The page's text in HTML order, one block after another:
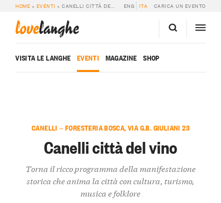
HOME » EVENTI »CANELLI CITTÀ DEL VINO ENG ITA CARICA UN EVENTO
lovelanghe
VISITA LE LANGHE EVENTI MAGAZINE SHOP
CANELLI — FORESTERIA BOSCA, VIA G.B. GIULIANI 23
Canelli città del vino
Torna il ricco programma della manifestazione
storica che anima la città con cultura, turismo,
musica e folklore